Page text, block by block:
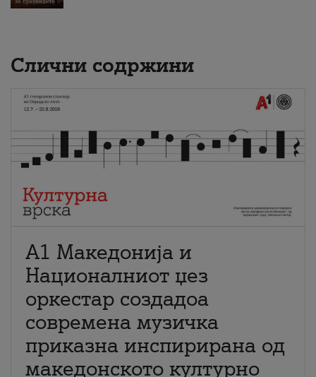
Слични содржини
А1 Македонија и
Националниот џез
оркестар создадоа
современа музичка
приказна инспирирана од
македонското културно